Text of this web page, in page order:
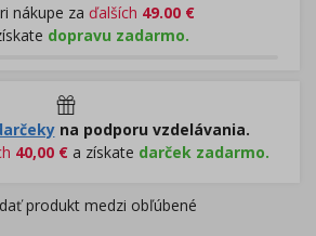
nákupe za ďalších 49.00€
dopravu zadarmo.
na podporu vzdelávania.
40,00 € a získate darček zadarmo.
produkt medzi obľúbené